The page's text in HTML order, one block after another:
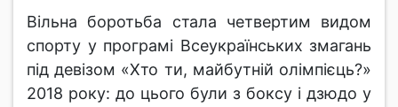
Вільна боротьба стала четвертим видом
спорту у програмі Всеукраїнських змагань
під девізом «Хто ти, майбутній олімпієць?»
2018 року: до цього були з боксу і дзюдо у